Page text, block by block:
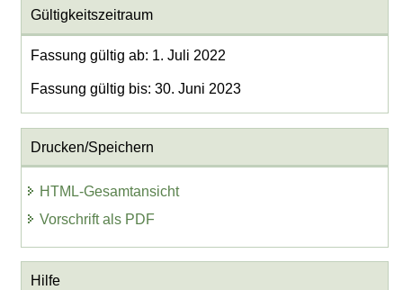
Gültigkeitszeitraum
Fassung gültig ab: 1. Juli 2022
Fassung gültig bis: 30. Juni 2023
Drucken/Speichern
HTML-Gesamtansicht
Vorschrift als PDF
Hilfe